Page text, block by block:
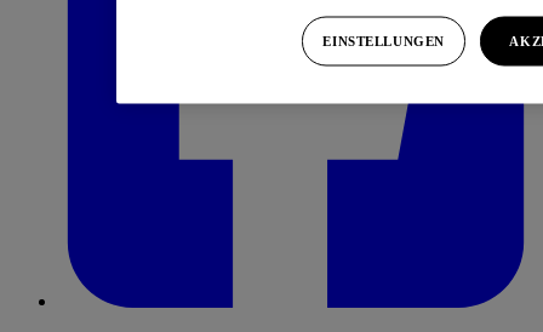
EINSTELLUNGEN